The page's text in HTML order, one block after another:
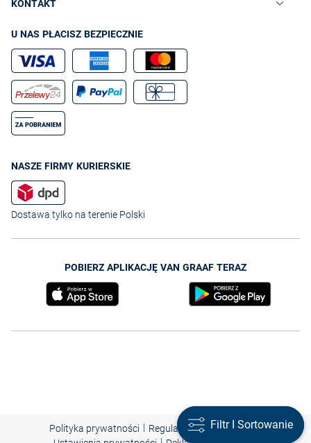
KONTAKT
U NAS PŁACISZ BEZPIECZNIE
NASZE FIRMY KURIERSKIE
Dostawa tylko na terenie Polski
POBIERZ APLIKACJĘ VAN GRAAF TERAZ
Polityka prywatności | Regulamin | Nota prawna |
Filtr I Sortowanie
Filtr I Sortowanie